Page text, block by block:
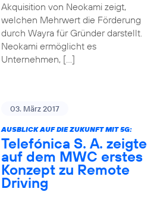
Akquisition von Neokami zeigt,
welchen Mehrwert die Förderung
durch Wayra für Gründer darstellt.
Neokami ermöglicht es
Unternehmen, […]
03. März 2017
AUSBLICK AUF DIE ZUKUNFT MIT 5G:
Telefónica S. A. zeigte
auf dem MWC erstes
Konzept zu Remote
Driving